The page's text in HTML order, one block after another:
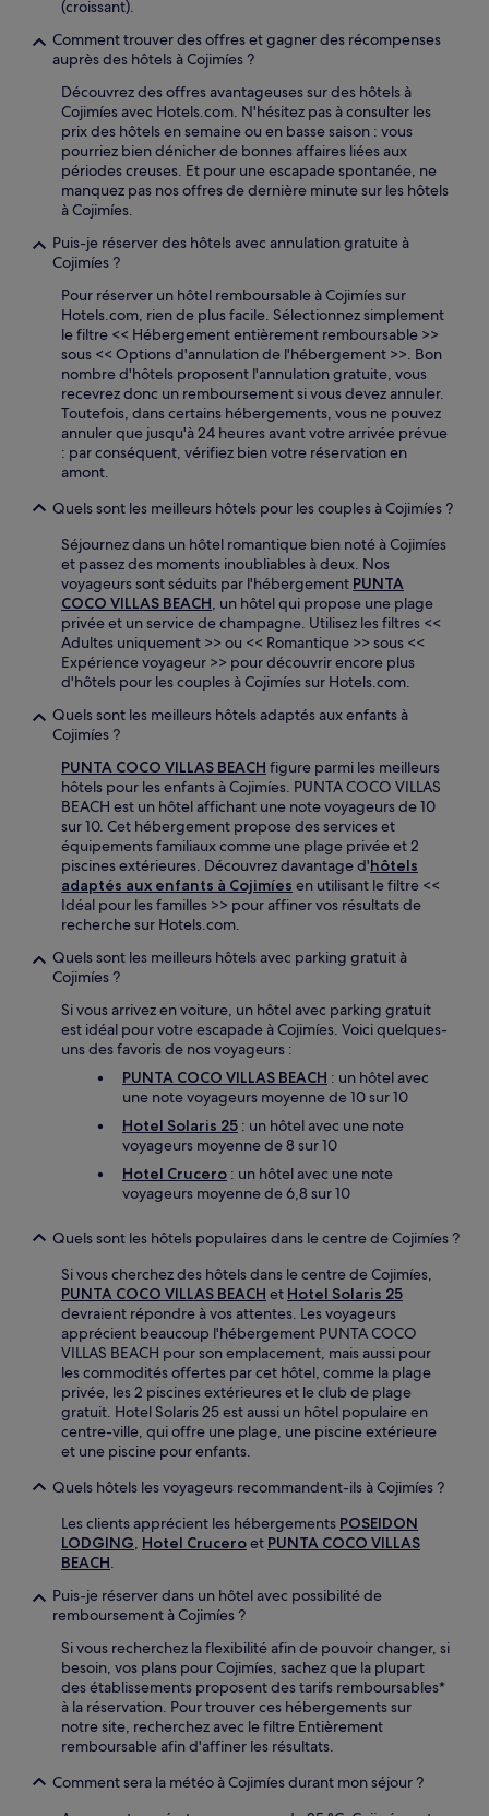
(croissant).
Comment trouver des offres et gagner des récompenses
auprès des hôtels à Cojimíes ?
Découvrez des offres avantageuses sur des hôtels à
Cojimíes avec Hotels.com. N'hésitez pas à consulter les
prix des hôtels en semaine ou en basse saison : vous
pourriez bien dénicher de bonnes affaires liées aux
périodes creuses. Et pour une escapade spontanée, ne
manquez pas nos offres de dernière minute sur les hôtels
à Cojimíes.
Puis-je réserver des hôtels avec annulation gratuite à
Cojimíes ?
Pour réserver un hôtel remboursable à Cojimíes sur
Hotels.com, rien de plus facile. Sélectionnez simplement
le filtre << Hébergement entièrement remboursable >>
sous << Options d'annulation de l'hébergement >>. Bon
nombre d'hôtels proposent l'annulation gratuite, vous
recevrez donc un remboursement si vous devez annuler.
Toutefois, dans certains hébergements, vous ne pouvez
annuler que jusqu'à 24 heures avant votre arrivée prévue
: par conséquent, vérifiez bien votre réservation en
amont.
Quels sont les meilleurs hôtels pour les couples à Cojimíes ?
Séjournez dans un hôtel romantique bien noté à Cojimíes
et passez des moments inoubliables à deux. Nos
voyageurs sont séduits par l'hébergement PUNTA
COCO VILLAS BEACH, un hôtel qui propose une plage
privée et un service de champagne. Utilisez les filtres <<
Adultes uniquement >> ou << Romantique >> sous <<
Expérience voyageur >> pour découvrir encore plus
d'hôtels pour les couples à Cojimíes sur Hotels.com.
Quels sont les meilleurs hôtels adaptés aux enfants à
Cojimíes ?
PUNTA COCO VILLAS BEACH figure parmi les meilleurs
hôtels pour les enfants à Cojimíes. PUNTA COCO VILLAS
BEACH est un hôtel affichant une note voyageurs de 10
sur 10. Cet hébergement propose des services et
équipements familiaux comme une plage privée et 2
piscines extérieures. Découvrez davantage d'hôtels
adaptés aux enfants à Cojimíes en utilisant le filtre <<
Idéal pour les familles >> pour affiner vos résultats de
recherche sur Hotels.com.
Quels sont les meilleurs hôtels avec parking gratuit à
Cojimíes ?
Si vous arrivez en voiture, un hôtel avec parking gratuit
est idéal pour votre escapade à Cojimíes. Voici quelques-
uns des favoris de nos voyageurs :
PUNTA COCO VILLAS BEACH : un hôtel avec
une note voyageurs moyenne de 10 sur 10
Hotel Solaris 25 : un hôtel avec une note
voyageurs moyenne de 8 sur 10
Hotel Crucero : un hôtel avec une note
voyageurs moyenne de 6,8 sur 10
Quels sont les hôtels populaires dans le centre de Cojimíes ?
Si vous cherchez des hôtels dans le centre de Cojimíes,
PUNTA COCO VILLAS BEACH et Hotel Solaris 25
devraient répondre à vos attentes. Les voyageurs
apprécient beaucoup l'hébergement PUNTA COCO
VILLAS BEACH pour son emplacement, mais aussi pour
les commodités offertes par cet hôtel, comme la plage
privée, les 2 piscines extérieures et le club de plage
gratuit. Hotel Solaris 25 est aussi un hôtel populaire en
centre-ville, qui offre une plage, une piscine extérieure
et une piscine pour enfants.
Quels hôtels les voyageurs recommandent-ils à Cojimíes ?
Les clients apprécient les hébergements POSEIDON
LODGING, Hotel Cruceroet PUNTA COCO VILLAS
BEACH.
Puis-je réserver dans un hôtel avec possibilité de
remboursement à Cojimíes ?
Si vous recherchez la flexibilité afin de pouvoir changer, si
besoin, vos plans pour Cojimíes, sachez que la plupart
des établissements proposent des tarifs remboursables*
à la réservation. Pour trouver ces hébergements sur
notre site, recherchez avec le filtre Entièrement
remboursable afin d'affiner les résultats.
Comment sera la météo à Cojimíes durant mon séjour ?